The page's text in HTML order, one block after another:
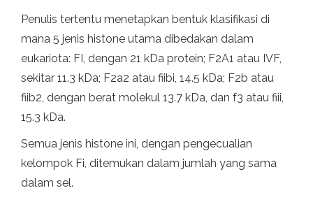
Penulis tertentu menetapkan bentuk klasifikasi di
mana 5 jenis histone utama dibedakan dalam
eukariota: FI, dengan 21 kDa protein; F2A1 atau IVF,
sekitar 11.3 kDa; F2a2 atau fiibi, 14.5 kDa; F2b atau
fiib2, dengan berat molekul 13.7 kDa, dan f3 atau fiii,
15.3 kDa.
Semua jenis histone ini, dengan pengecualian
kelompok Fi, ditemukan dalam jumlah yang sama
dalam sel.